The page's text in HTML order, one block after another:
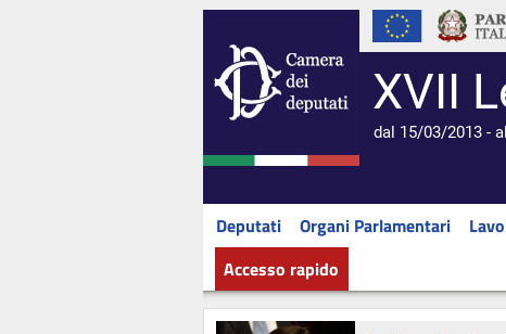
XVII
dal 15/03/2013 -
Deputati Organi Parlamentari
Accesso rapido